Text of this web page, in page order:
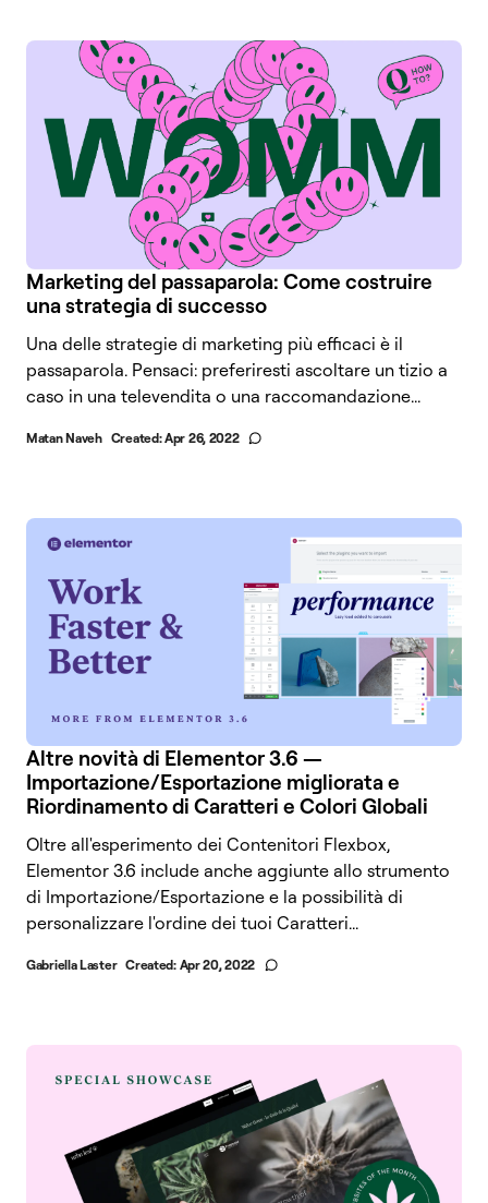
Marketing del passaparola: Come costruire
una strategia di successo
Una delle strategie di marketing più efficaci è il
passaparola. Pensaci: preferiresti ascoltare un tizio a
caso in una televendita o una raccomandazione...
Matan Naveh Created:Apr 26, 2022
Altre novità di Elementor 3.6 —
Importazione/Esportazione migliorata e
Riordinamento di Caratteri e Colori Globali
Oltre all'esperimento dei Contenitori Flexbox,
Elementor 3.6 include anche aggiunte allo strumento
di Importazione/Esportazione e la possibilità di
personalizzare l'ordine dei tuoi Caratteri...
Gabriella Laster Created: Apr 20, 2022